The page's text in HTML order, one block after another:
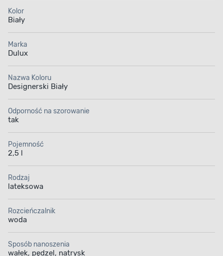
Kolor
Biały
Marka
Dulux
Nazwa Koloru
Designerski Biały
Odporność na szorowanie
tak
Pojemność
2,5 l
Rodzaj
lateksowa
Rozcieńczalnik
woda
Sposób nanoszenia
wałek, pędzel, natrysk